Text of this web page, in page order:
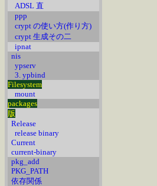
ADSL 直
ppp
crypt の使い方(作り方)
crypt 生成その二
ipnat
nis
ypserv
3. ypbind
Filesystem
mount
packages
版
Release
release binary
Current
current-binary
pkg_add
PKG_PATH
依存関係